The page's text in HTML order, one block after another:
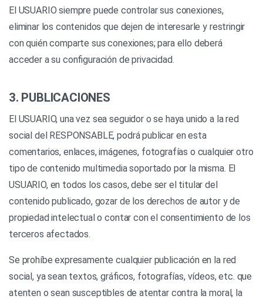
El USUARIO siempre puede controlar sus conexiones,
eliminar los contenidos que dejen de interesarle y restringir
con quién comparte sus conexiones; para ello deberá
acceder a su configuración de privacidad.
3. PUBLICACIONES
El USUARIO, una vez sea seguidor o se haya unido a la red
social del RESPONSABLE, podrá publicar en esta
comentarios, enlaces, imágenes, fotografías o cualquier otro
tipo de contenido multimedia soportado por la misma. El
USUARIO, en todos los casos, debe ser el titular del
contenido publicado, gozar de los derechos de autor y de
propiedad intelectual o contar con el consentimiento de los
terceros afectados.
Se prohíbe expresamente cualquier publicación en la red
social, ya sean textos, gráficos, fotografías, vídeos, etc. que
atenten o sean susceptibles de atentar contra la moral, la